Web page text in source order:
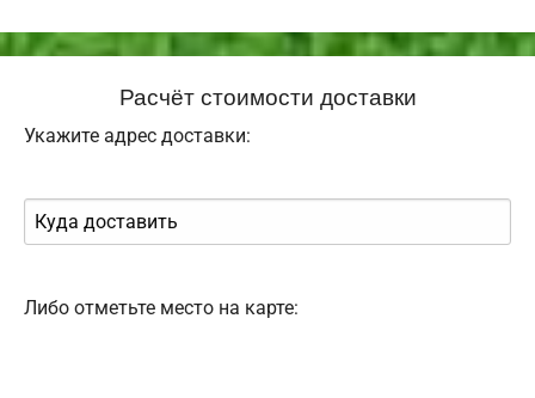
Расчёт стоимости доставки
Укажите адрес доставки:
Либо отметьте место на карте: